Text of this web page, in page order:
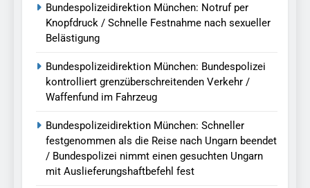
Bundespolizeidirektion München: Notruf per
Knopfdruck / Schnelle Festnahme nach sexueller
Belästigung
Bundespolizeidirektion München: Bundespolizei
kontrolliert grenzüberschreitenden Verkehr /
Waffenfund im Fahrzeug
Bundespolizeidirektion München: Schneller
festgenommen als die Reise nach Ungarn beendet
/ Bundespolizei nimmt einen gesuchten Ungarn
mit Auslieferungshaftbefehl fest